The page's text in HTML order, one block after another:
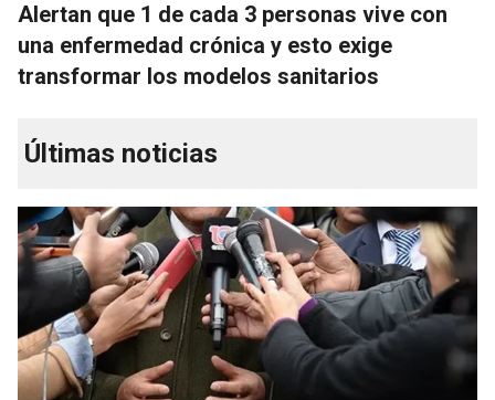
Alertan que 1 de cada 3 personas vive con
una enfermedad crónica y esto exige
transformar los modelos sanitarios
Últimas noticias